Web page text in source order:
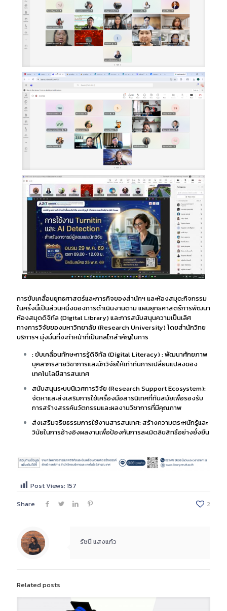
การขับเคลื่อนยุทธศาสตร์และภารกิจของสำนักฯ และห้องสมุด:กิจกรรม
ในครั้งนี้เป็นส่วนหนึ่งของการดำเนินงานตาม แผนยุทธศาสตร์การพัฒนา
ห้องสมุดดิจิทัล (Digital Library) และการสนับสนุนความเป็นเลิศ
ทางการวิจัยของมหาวิทยาลัย (Research University) โดยสำนักวิทย
บริการฯ มุ่งมั่นที่จะทำหน้าที่เป็นกลไกสำคัญในการ
: ขับเคลื่อนทักษะการรู้ดิจิทัล (Digital Literacy) : พัฒนาศักยภาพ
บุคลากรสายวิชาการและนักวิจัยให้เท่าทันการเปลี่ยนแปลงของ
เทคโนโลยีสารสนเทศ
สนับสนุนระบบนิเวศการวิจัย (Research Support Ecosystem):
จัดหาและส่งเสริมการใช้เครื่องมือสารนิเทศที่ทันสมัยเพื่อรองรับ
การสร้างสรรค์นวัตกรรมและผลงานวิชาการที่มีคุณภาพ
ส่งเสริมจริยธรรมการใช้งานสารสนเทศ: สร้างความตระหนักรู้และ
วินัยในการอ้างอิงผลงานเพื่อป้องกันการละเมิดลิขสิทธิ์อย่างยั่งยืน
Post Views: 157
Share
2
รัชนี แสงแก้ว
Related posts